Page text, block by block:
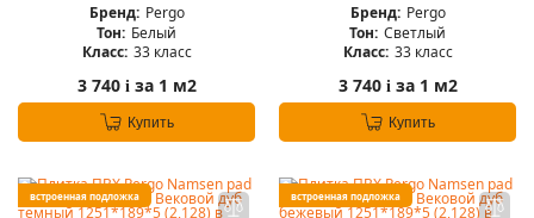
Бренд: Pergo
Тон: Белый
Класс: 33 класс
3 740 iза 1 м2
Купить
Бренд: Pergo
Тон: Светлый
Класс: 33 класс
3 740 iза 1 м2
Купить
встроенная подложка встроенная подложка